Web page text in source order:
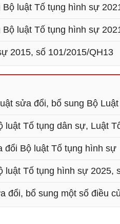
luật Tố tụng hình sự
luật Tố tụng hình sự
2015, số 101/2015/QH13
sửa đổi, bổ sung Bộ
luật Tố tụng dân sự, Luật
đổi Bộ luật Tố tụng hình sự
luật Tố tụng hình sự 2025,
đổi, bổ sung một số điều